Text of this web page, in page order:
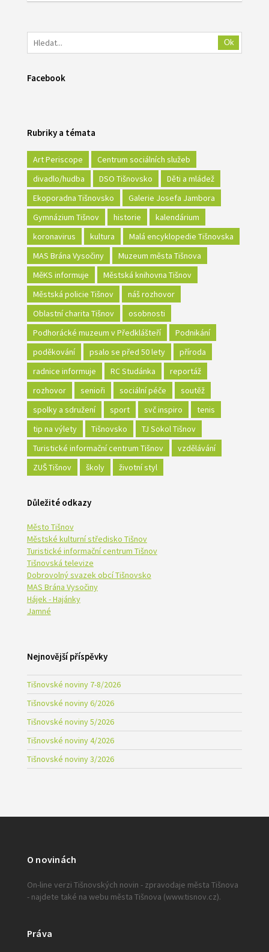
Ok
Facebook
Rubriky a témata
Art Periscope
Centrum sociálních služeb
divadlo/hudba
DSO Tišnovsko
Děti a mládež
Ekoporadna Tišnovsko
Galerie Josefa Jambora
Gymnázium Tišnov
historie
kalendárium
koronavirus
kultura
Malá encyklopedie Tišnovska
MAS Brána Vysočiny
Muzeum města Tišnova
MěKS informuje
Městská knihovna Tišnov
Městská policie Tišnov
náš rozhovor
Oblastní charita Tišnov
osobnosti
Podhorácké muzeum v Předklášteří
Podnikání
poděkování
psalo se před 50 lety
příroda
radnice informuje
RC Studánka
reportáž
rozhovor
senioři sociální péče
soutěž
spolky a sdružení
sport svč inspiro
tenis
tip na výlety
Tišnovsko
TJ Sokol Tišnov
Turistické informační centrum Tišnov
vzdělávání
ZUŠ Tišnov
školy životní styl
Důležité odkazy
Město Tišnov
Městské kulturní středisko Tišnov
Turistické informační centrum Tišnov
Tišnovská televize
Dobrovolný svazek obcí Tišnovsko
MAS Brána Vysočiny
Hájek - Hajánky
Jamné
Nejnovější příspěvky
Tišnovské noviny 7-8/2026
Tišnovské noviny 6/2026
Tišnovské noviny 5/2026
Tišnovské noviny 4/2026
Tišnovské noviny 3/2026
O novinách
On-line verzi Tišnovských novin - zpravodaje města Tišnova
- najdete také na webu města Tišnova (www.tisnov.cz).
Práva